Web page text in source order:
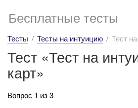
Бесплатные тесты
Тесты Тесты на интуицию Тест
Тест «Тест на
карт»
Вопрос 1 из 3